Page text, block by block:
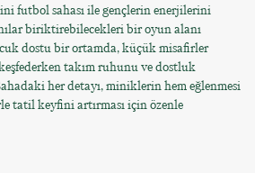
futbol sahası ile gençlerin enerjilerini
biriktirebilecekleri bir oyun alanı
dostu bir ortamda, küçük misafirler
takım ruhunu ve dostluk
her detayı, miniklerin hem eğlenmesi
tatil keyfini artırması için özenle